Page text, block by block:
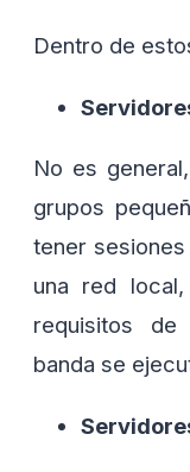
Dentro de
No es
grupos
tener
una red
requisitos
banda se